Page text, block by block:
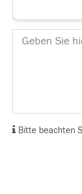
Bitte beachten